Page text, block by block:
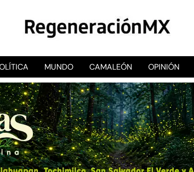
RegeneraciónMX
Sitio de noticias libre e independiente
MUNDO CAMALEÓN OPINIÓN